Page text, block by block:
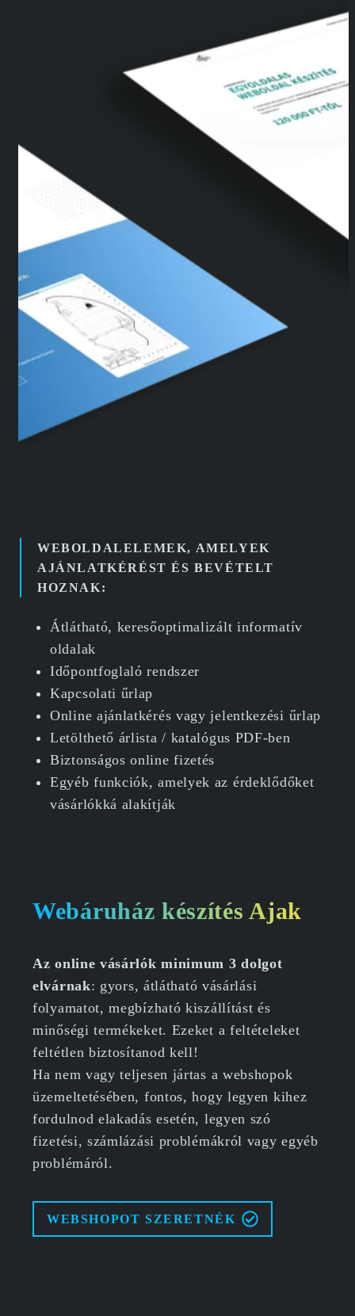
WEBOLDALELEMEK, AMELYEK
AJÁNLATKÉRÉST ÉS BEVÉTELT
HOZNAK:
Átlátható, keresőoptimalizált informatív
oldalak
Időpontfoglaló rendszer
Kapcsolati űrlap
Online ajánlatkérés vagy jelentkezési űrlap
Letölthető árlista / katalógus PDF-ben
Biztonságos online fizetés
Egyéb funkciók, amelyek az érdeklődőket
vásárlókká alakítják
Webáruház készítés Ajak
Az online vásárlók minimum 3 dolgot
elvárnak: gyors, átlátható vásárlási
folyamatot, megbízható kiszállítást és
minőségi termékeket. Ezeket a feltételeket
feltétlen biztosítanod kell!
Ha nem vagy teljesen jártas a webshopok
üzemeltetésében, fontos, hogy legyen kihez
fordulnod elakadás esetén, legyen szó
fizetési, számlázási problémákról vagy egyéb
problémáról.
WEBSHOPOT SZERETNÉK